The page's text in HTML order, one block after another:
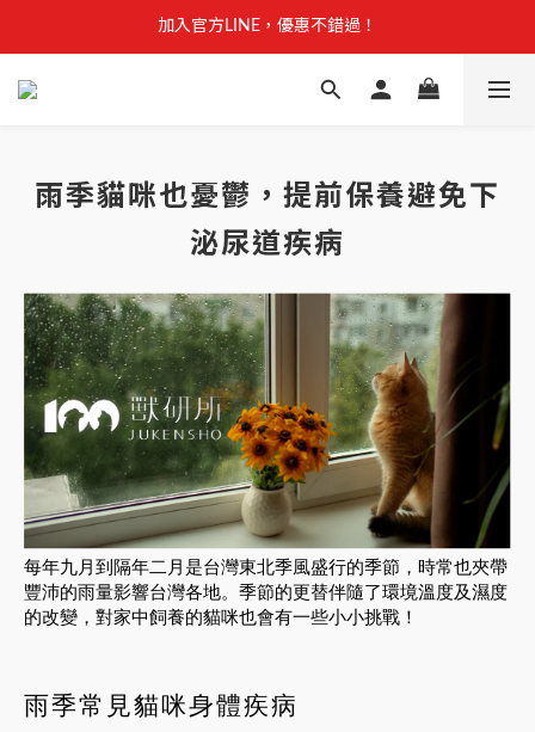
【安心聲明】 獸研所全品項未使用問題油品，點我看詳情 →
加入官方LINE，優惠不錯過！
【安心聲明】 獸研所全品項未使用問題油品，點我看詳情 →
雨季貓咪也憂鬱，提前保養避免下
泌尿道疾病
每年九月到隔年二月是台灣東北季風盛行的季節，時常也夾帶
豐沛的雨量影響台灣各地。季節的更替伴隨了環境溫度及濕度
的改變，對家中飼養的貓咪也會有一些小小挑戰！
雨季常見貓咪身體疾病